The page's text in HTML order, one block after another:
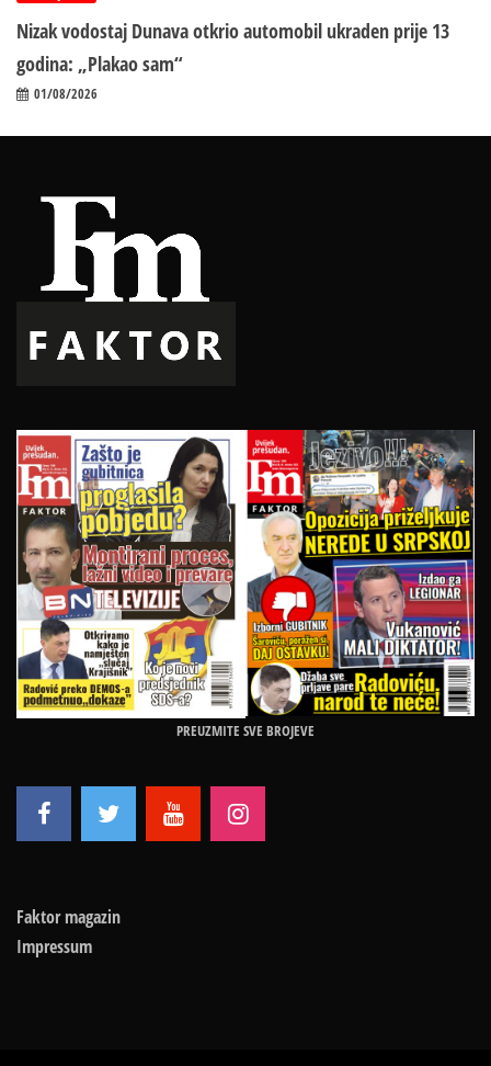
Nizak vodostaj Dunava otkrio automobil ukraden prije 13
godina: „Plakao sam“
01/08/2026
PREUZMITE SVE BROJEVE
Faktor magazin
Impressum